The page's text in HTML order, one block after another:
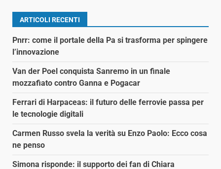
ARTICOLI RECENTI
Pnrr: come il portale della Pa si trasforma per spingere
l’innovazione
Van der Poel conquista Sanremo in un finale
mozzafiato contro Ganna e Pogacar
Ferrari di Harpaceas: il futuro delle ferrovie passa per
le tecnologie digitali
Carmen Russo svela la verità su Enzo Paolo: Ecco cosa
ne penso
Simona risponde: il supporto dei fan di Chiara